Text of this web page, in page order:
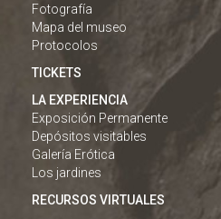
Fotografía
Mapa del museo
Protocolos
TICKETS
LA EXPERIENCIA
Exposición Permanente
Depósitos visitables
Galería Erótica
Los jardines
RECURSOS VIRTUALES